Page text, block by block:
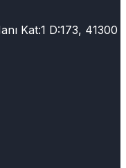
Kat:1 D:173, 41300